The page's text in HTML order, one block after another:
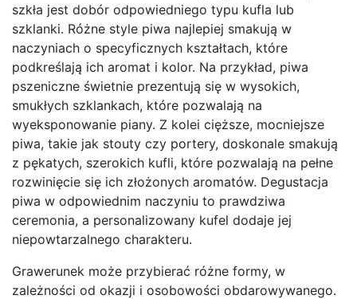
szkła jest dobór odpowiedniego typu kufla lub
szklanki. Różne style piwa najlepiej smakują w
naczyniach o specyficznych kształtach, które
podkreślają ich aromat i kolor. Na przykład, piwa
pszeniczne świetnie prezentują się w wysokich,
smukłych szklankach, które pozwalają na
wyeksponowanie piany. Z kolei cięższe, mocniejsze
piwa, takie jak stouty czy portery, doskonale smakują
z pękatych, szerokich kufli, które pozwalają na pełne
rozwinięcie się ich złożonych aromatów. Degustacja
piwa w odpowiednim naczyniu to prawdziwa
ceremonia, a personalizowany kufel dodaje jej
niepowtarzalnego charakteru.
Grawerunek może przybierać różne formy, w
zależności od okazji i osobowości obdarowywanego.